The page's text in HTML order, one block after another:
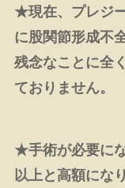
★現在、プレジ
に股関節形成不
残念なことに全
ておりません。
★手術が必要に
以上と高額にな